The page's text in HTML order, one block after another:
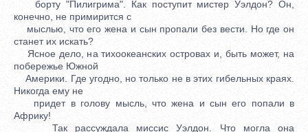
борту "Пилигрима". Как поступит мистер Уэлдон? Он,
конечно, не примирится с
мыслью, что его жена и сын пропали без вести. Но где он
станет их искать?
Ясное дело, на тихоокеанских островах и, быть может, на
побережье Южной
Америки. Где угодно, но только не в этих гибельных краях.
Никогда ему не
придет в голову мысль, что жена и сын его попали в
Африку!
Так рассуждала миссис Уэлдон. Что могла она